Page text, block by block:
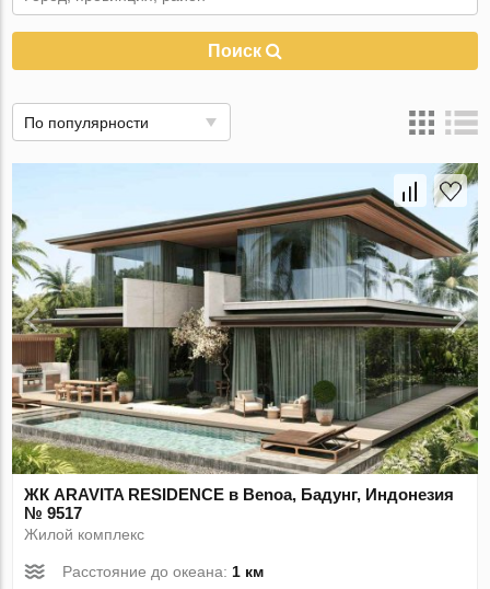
Поиск
По популярности
ЖК ARAVITA RESIDENCE в Benoa, Бадунг, Индонезия
№ 9517
Жилой комплекс
Расстояние до океана: 1 км